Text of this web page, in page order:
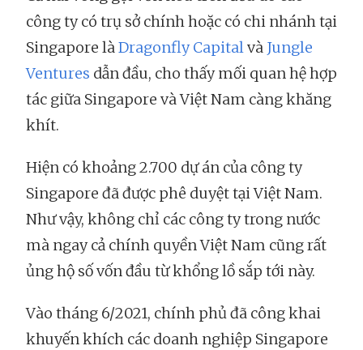
công ty có trụ sở chính hoặc có chi nhánh tại
Singapore làDragonfly Capitalvà Jungle
Ventures dẫn đầu, cho thấy mối quan hệ hợp
tác giữa Singapore và Việt Nam càng khăng
khít.
Hiện có khoảng 2.700 dự án của công ty
Singapore đã được phê duyệt tại Việt Nam.
Như vậy, không chỉ các công ty trong nước
mà ngay cả chính quyền Việt Nam cũng rất
ủng hộ số vốn đầu từ khổng lồ sắp tới này.
Vào tháng 6/2021, chính phủ đã công khai
khuyến khích các doanh nghiệp Singapore